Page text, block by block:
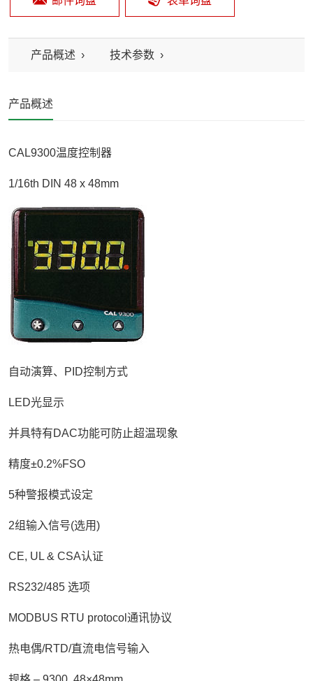
产品概述 技术参数
产品概述
CAL9300温度控制器
1/16th DIN 48 x 48mm
自动演算、 PID控制方式
LED光显示
并具特有DAC功能可防止超温现象
精度±0.2%FSO
5种警报模式设定
2组输入信号(选用)
CE, UL & CSA认证
RS232/485 选项
MODBUS RTU protocol 通讯协议
热电偶/RTD/直流电信号输入